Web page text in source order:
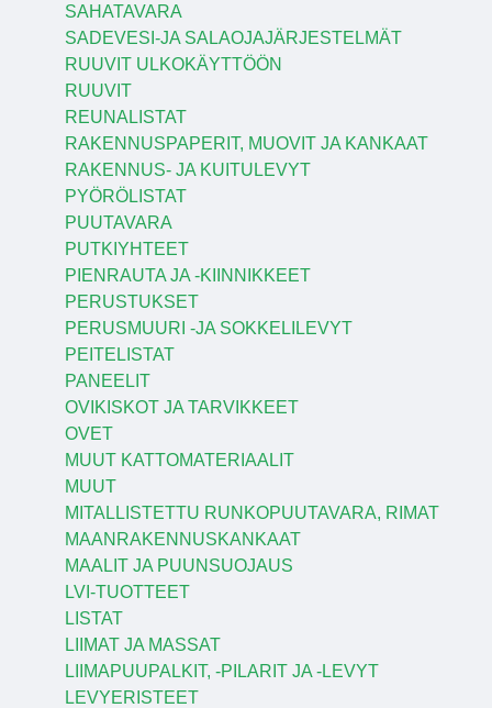
SAHATAVARA
SADEVESI-JA SALAOJAJÄRJESTELMÄT
RUUVIT ULKOKÄYTTÖÖN
RUUVIT
REUNALISTAT
RAKENNUSPAPERIT, MUOVIT JA KANKAAT
RAKENNUS- JA KUITULEVYT
PYÖRÖLISTAT
PUUTAVARA
PUTKIYHTEET
PIENRAUTA JA -KIINNIKKEET
PERUSTUKSET
PERUSMUURI -JA SOKKELILEVYT
PEITELISTAT
PANEELIT
OVIKISKOT JA TARVIKKEET
OVET
MUUT KATTOMATERIAALIT
MUUT
MITALLISTETTU RUNKOPUUTAVARA, RIMAT
MAANRAKENNUSKANKAAT
MAALIT JA PUUNSUOJAUS
LVI-TUOTTEET
LISTAT
LIIMAT JA MASSAT
LIIMAPUUPALKIT, -PILARIT JA -LEVYT
LEVYERISTEET